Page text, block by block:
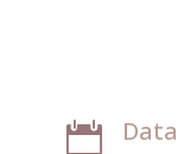
 Data